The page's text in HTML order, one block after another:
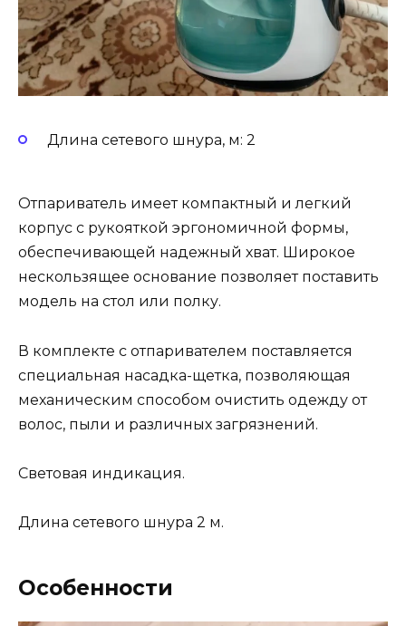
Длина сетевого шнура, м: 2
Отпариватель имеет компактный и легкий
корпус с рукояткой эргономичной формы,
обеспечивающей надежный хват. Широкое
нескользящее основание позволяет поставить
модель на стол или полку.
В комплекте с отпаривателем поставляется
специальная насадка-щетка, позволяющая
механическим способом очистить одежду от
волос, пыли и различных загрязнений.
Световая индикация.
Длина сетевого шнура 2 м.
Особенности